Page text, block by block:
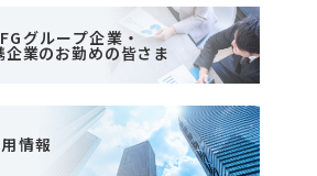
グループ企業・
企業のお勤めの皆さま
情報